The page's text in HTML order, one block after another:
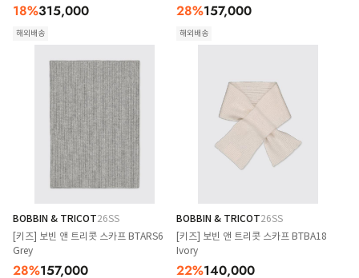
18%315,000
해외배송
28%157,000
해외배송
BOBBIN & TRICOT26SS
[키즈] 보빈 앤 트리콧 스카프 BTARS6
Grey
28%157,000
BOBBIN & TRICOT26SS
[키즈] 보빈 앤 트리콧 스카프 BTBA18
Ivory
22%140,000